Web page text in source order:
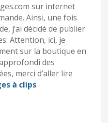
sur internet
Ainsi, une fois
j’ai décidé de publier
Attention, ici, je
sur la boutique en
des
merci d’aller lire
à clips